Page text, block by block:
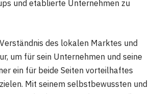
und etablierte Unternehmen zu
des lokalen Marktes und
um für sein Unternehmen und seine
ein für beide Seiten vorteilhaftes
Mit seinem selbstbewussten und